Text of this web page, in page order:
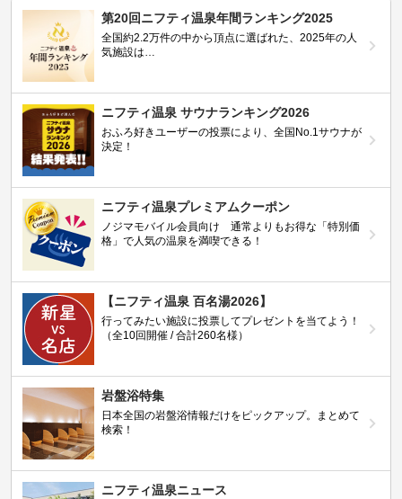
第20回ニフティ温泉年間ランキング2025
全国約2.2万件の中から頂点に選ばれた、2025年の人
気施設は…
ニフティ温泉 サウナランキング2026
おふろ好きユーザーの投票により、全国No.1サウナが
決定！
ニフティ温泉プレミアムクーポン
ノジマモバイル会員向け 通常よりもお得な「特別価
格」で人気の温泉を満喫できる！
【ニフティ温泉 百名湯2026】
行ってみたい施設に投票してプレゼントを当てよう！
（全10回開催 / 合計260名様）
岩盤浴特集
日本全国の岩盤浴情報だけをピックアップ。まとめて
検索！
ニフティ温泉ニュース